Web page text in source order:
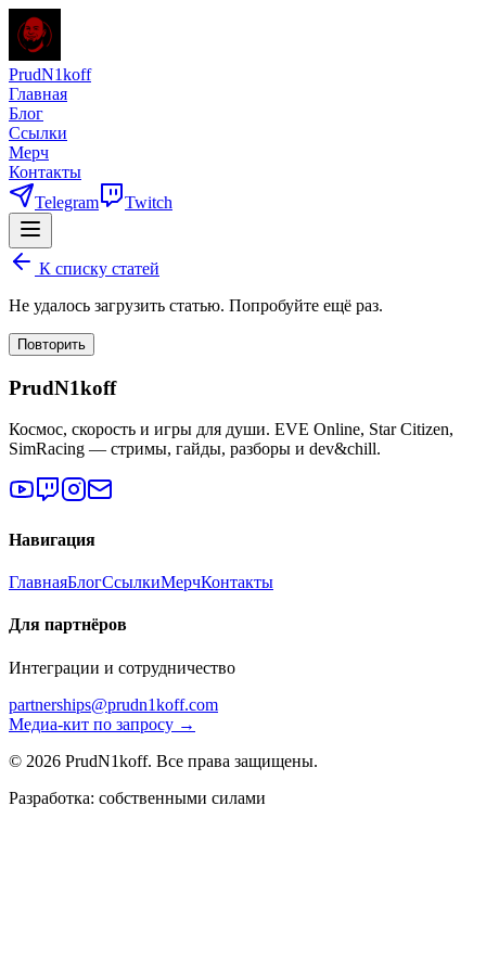
PrudN1koff
Главная
Блог
Ссылки
Мерч
Контакты
Telegram
Twitch
К списку статей
Не удалось загрузить статью. Попробуйте ещё раз.
Повторить
PrudN1koff
Космос, скорость и игры для души. EVE Online, Star Citizen,
SimRacing — стримы, гайды, разборы и dev&chill.
Навигация
ГлавнаяБлогСсылкиМерчКонтакты
Для партнёров
Интеграции и сотрудничество
partnerships@prudn1koff.com
Медиа-кит по запросу →
© 2026 PrudN1koff. Все права защищены.
Разработка: собственными силами